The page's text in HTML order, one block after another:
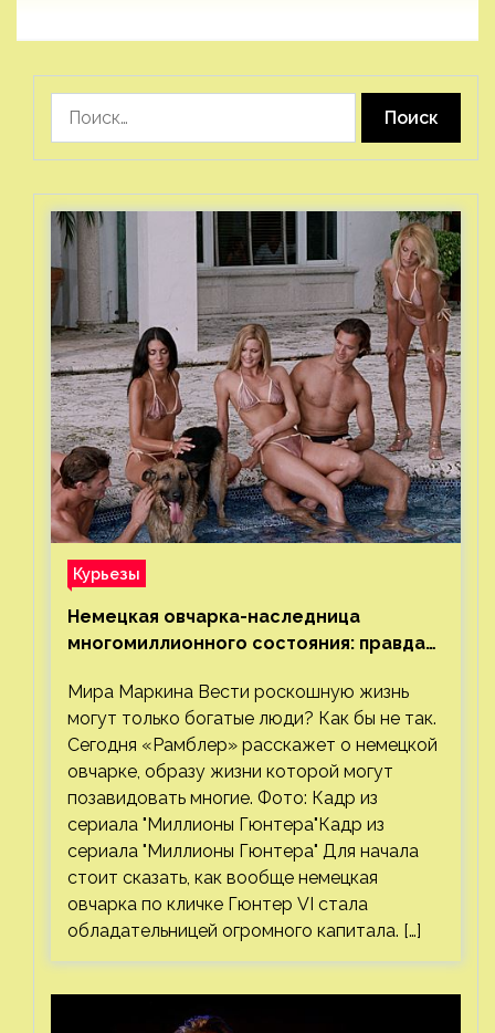
Курьезы
Немецкая овчарка-наследница
многомиллионного состояния: правда
Мира Маркина Вести роскошную жизнь
могут только богатые люди? Как бы не так.
Сегодня «Рамблер» расскажет о немецкой
овчарке, образу жизни которой могут
позавидовать многие. Фото: Кадр из
сериала "Миллионы Гюнтера"Кадр из
сериала "Миллионы Гюнтера" Для начала
стоит сказать, как вообще немецкая
овчарка по кличке Гюнтер VI стала
обладательницей огромного капитала. […]